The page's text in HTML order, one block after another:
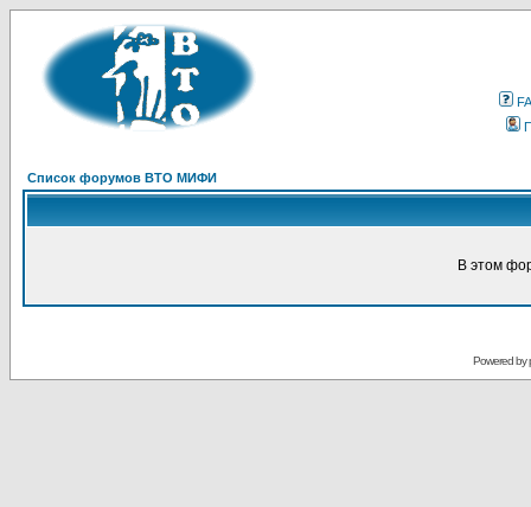
Список форумов ВТО МИФИ
В этом
Powered by